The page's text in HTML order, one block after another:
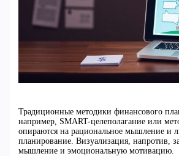
Традиционные методики финансового
например, SMART-целеполагание или
опираются на рациональное мышление и
планирование. Визуализация, напротив,
мышление и эмоциональную мотивацию.